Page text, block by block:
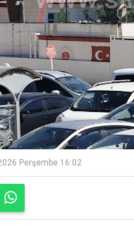
Perşembe 16:02